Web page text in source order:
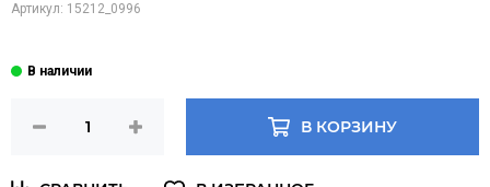
Артикул: 15212_0996
В КОРЗИНУ